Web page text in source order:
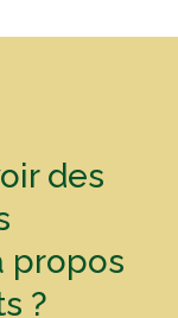
des
propos
?